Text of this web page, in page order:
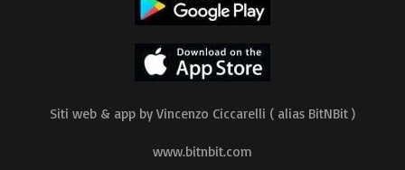
Siti web & app by Vincenzo Ciccarelli ( alias BitNBit )
www.bitnbit.com